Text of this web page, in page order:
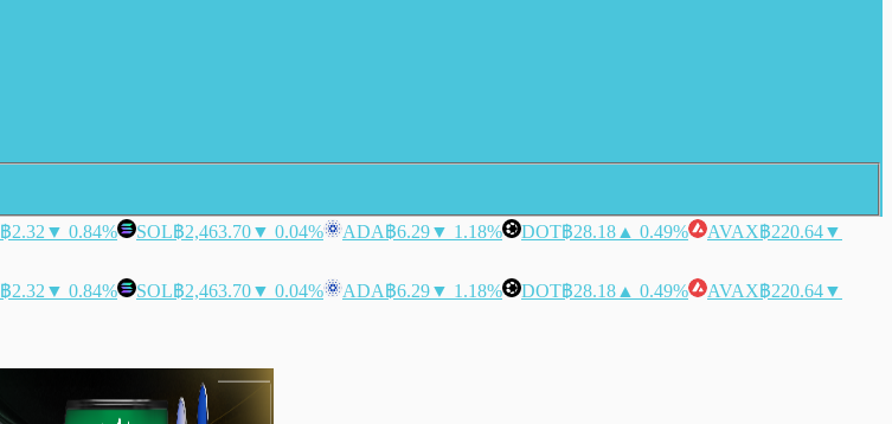
฿2.32 ▼ 0.84% SOL฿2,463.70▼ 0.04% ADA฿6.29▼ 1.18% DOT฿28.18 ▲ 0.49% AVAX฿220.64▼
฿2.32 ▼ 0.84% SOL฿2,463.70▼ 0.04% ADA฿6.29▼ 1.18% DOT฿28.18 ▲ 0.49% AVAX฿220.64▼